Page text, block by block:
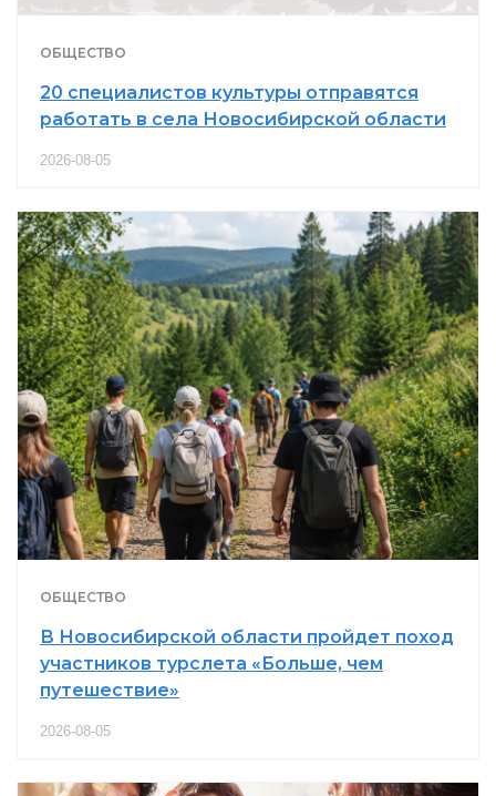
ОБЩЕСТВО
20 специалистов культуры отправятся
работать в села Новосибирской области
2026-08-05
ОБЩЕСТВО
В Новосибирской области пройдет поход
участников турслета «Больше, чем
путешествие»
2026-08-05